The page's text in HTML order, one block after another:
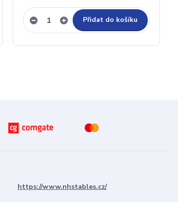
Přidat do košíku
https://www.nhstables.cz/